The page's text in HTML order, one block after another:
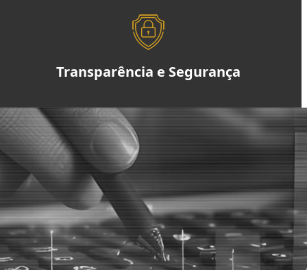
Transparência e Segurança